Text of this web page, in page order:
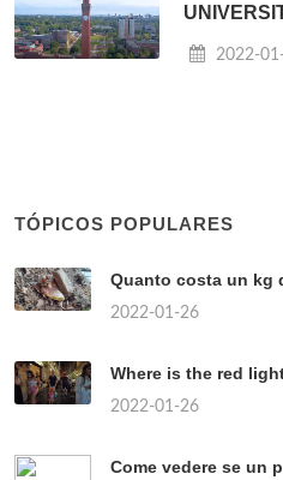
2022-
TÓPICOS POPULARES
Quanto costa un kg
2022-01-26
Where is the red
2022-01-26
Come vedere se un